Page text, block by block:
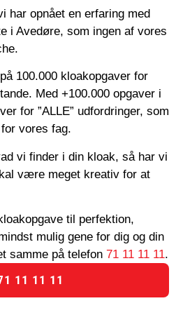
har opnået en erfaring med
i Avedøre, som ingen af vores
100.000 kloakopgaver for
Med +100.000 opgaver i
for ”ALLE” udfordringer, som
vores fag.
vi finder i din kloak, så har vi
være meget kreativ for at
til perfektion,
mulig gene for dig og din
samme på telefon 71 11 11 11.
11 11 11